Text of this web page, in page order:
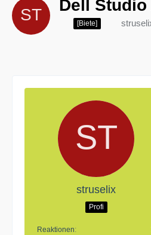
Dell Studio
[Biete]
struselix
Profi
Reaktionen